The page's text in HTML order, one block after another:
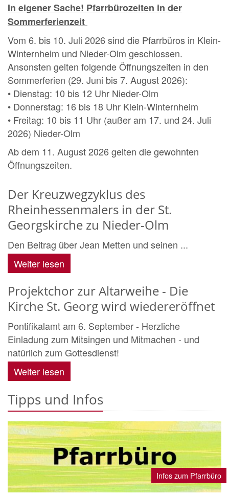
In eigener Sache! Pfarrbürozeiten in der
Sommerferienzeit
Vom 6. bis 10. Juli 2026 sind die Pfarrbüros in Klein-
Winternheim und Nieder-Olm geschlossen.
Ansonsten gelten folgende Öffnungszeiten in den
Sommerferien (29. Juni bis 7. August 2026):
• Dienstag: 10 bis 12 Uhr Nieder-Olm
• Donnerstag: 16 bis 18 Uhr Klein-Winternheim
• Freitag: 10 bis 11 Uhr (außer am 17. und 24. Juli
2026) Nieder-Olm
Ab dem 11. August 2026 gelten die gewohnten
Öffnungszeiten.
Der Kreuzwegzyklus des
Rheinhessenmalers in der St.
Georgskirche zu Nieder-Olm
Den Beitrag über Jean Metten und seinen ...
Weiter lesen
Projektchor zur Altarweihe - Die
Kirche St. Georg wird wiedereröffnet
Pontifikalamt am 6. September - Herzliche
Einladung zum Mitsingen und Mitmachen - und
natürlich zum Gottesdienst!
Weiter lesen
Tipps und Infos
Infos zum Pfarrbüro